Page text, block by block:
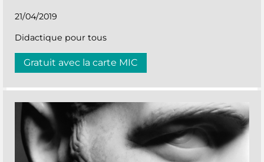
21/04/2019
Didactique pour tous
Gratuit avec la carte MIC